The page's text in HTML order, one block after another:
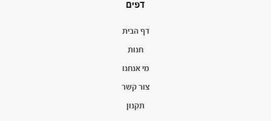
דפים
דף הבית
חנות
מי אנחנו
צור קשר
תקנון